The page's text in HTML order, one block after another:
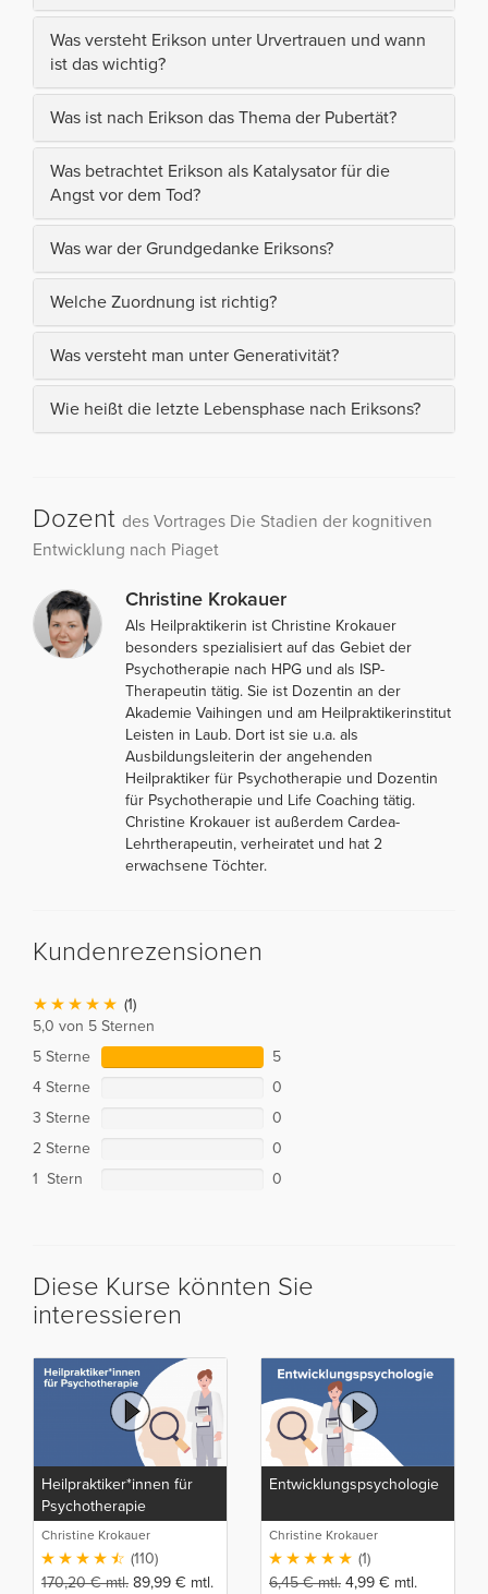
Was versteht Erikson unter Urvertrauen und wann
ist das wichtig?
Was ist nach Erikson das Thema der Pubertät?
Was betrachtet Erikson als Katalysator für die
Angst vor dem Tod?
Was war der Grundgedanke Eriksons?
Welche Zuordnung ist richtig?
Was versteht man unter Generativität?
Wie heißt die letzte Lebensphase nach Eriksons?
Dozent des Vortrages Die Stadien der kognitiven
Entwicklung nach Piaget
Christine Krokauer
Als Heilpraktikerin ist Christine Krokauer
besonders spezialisiert auf das Gebiet der
Psychotherapie nach HPG und als ISP-
Therapeutin tätig. Sie ist Dozentin an der
Akademie Vaihingen und am Heilpraktikerinstitut
Leisten in Laub. Dort ist sie u.a. als
Ausbildungsleiterin der angehenden
Heilpraktiker für Psychotherapie und Dozentin
für Psychotherapie und Life Coaching tätig.
Christine Krokauer ist außerdem Cardea-
Lehrtherapeutin, verheiratet und hat 2
erwachsene Töchter.
Kundenrezensionen
(1)
5,0 von 5 Sternen
5 Sterne
5
4 Sterne
0
3 Sterne
0
2 Sterne
0
1 Stern
0
Diese Kurse könnten Sie
interessieren
Heilpraktiker*innen für
Psychotherapie
Christine Krokauer
(110)
170,20€mtl. 89,99 € mtl.
Entwicklungspsychologie
Christine Krokauer
(1)
6,45€mtl. 4,99 € mtl.